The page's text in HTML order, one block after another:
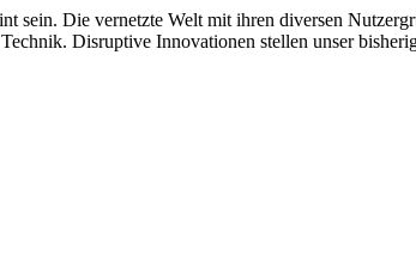
sein. Die vernetzte Welt mit ihren diversen
Disruptive Innovationen stellen unser